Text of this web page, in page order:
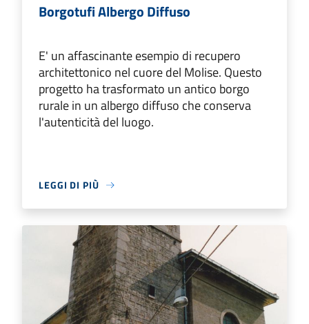
Borgotufi Albergo Diffuso
E' un affascinante esempio di recupero
architettonico nel cuore del Molise. Questo
progetto ha trasformato un antico borgo
rurale in un albergo diffuso che conserva
l'autenticità del luogo.
LEGGI DI PIÙ